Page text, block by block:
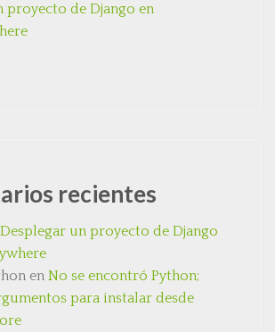
proyecto de Django en
recientes
Desplegar un proyecto de Django
en No se encontró Python;
para instalar desde